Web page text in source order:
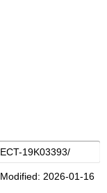
2026-01-16